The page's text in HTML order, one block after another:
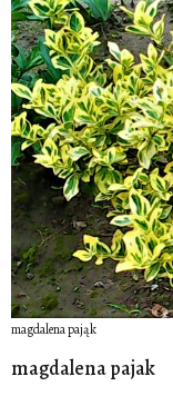
magdalena pająk
magdalena pajak